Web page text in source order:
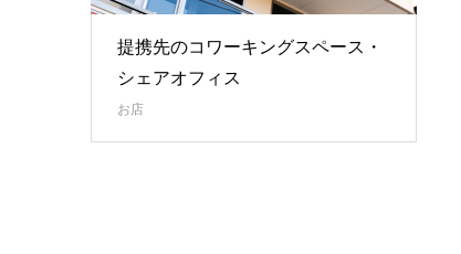
提携先のコワーキングスペース・
シェアオフィス
お店